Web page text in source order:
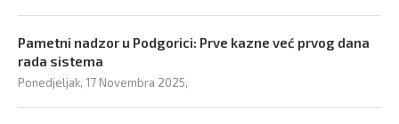
Pametni nadzor u Podgorici: Prve kazne već prvog dana
rada sistema
Ponedjeljak, 17 Novembra 2025,